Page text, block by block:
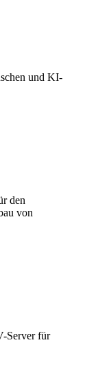
und KI-
den
von
Server für